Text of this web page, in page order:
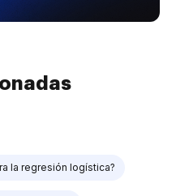
la regresión logística?